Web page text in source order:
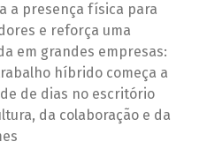
a presença física para
e reforça uma
em grandes empresas:
híbrido começa a
de dias no escritório
da colaboração e da